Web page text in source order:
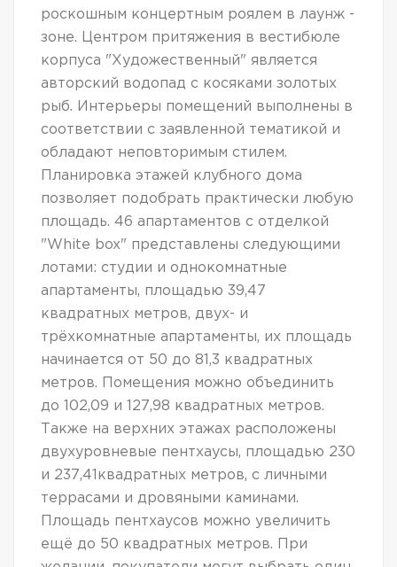
роскошным концертным роялем в лаунж -
зоне. Центром притяжения в вестибюле
корпуса "Художественный" является
авторский водопад с косяками золотых
рыб. Интерьеры помещений выполнены в
соответствии с заявленной тематикой и
обладают неповторимым стилем.
Планировка этажей клубного дома
позволяет подобрать практически любую
площадь. 46 апартаментов с отделкой
"White box" представлены следующими
лотами: студии и однокомнатные
апартаменты, площадью 39,47
квадратных метров, двух- и
трёхкомнатные апартаменты, их площадь
начинается от 50 до 81,3 квадратных
метров. Помещения можно объединить
до 102,09 и 127,98 квадратных метров.
Также на верхних этажах расположены
двухуровневые пентхаусы, площадью 230
и 237,41квадратных метров, с личными
террасами и дровяными каминами.
Площадь пентхаусов можно увеличить
ещё до 50 квадратных метров. При